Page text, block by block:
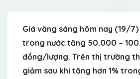
Giá vàng sáng hôm nay (19/
trong nước tăng 50.000 –
đồng/lượng. Trên thị trường
giảm sau khi tăng hơn 1%